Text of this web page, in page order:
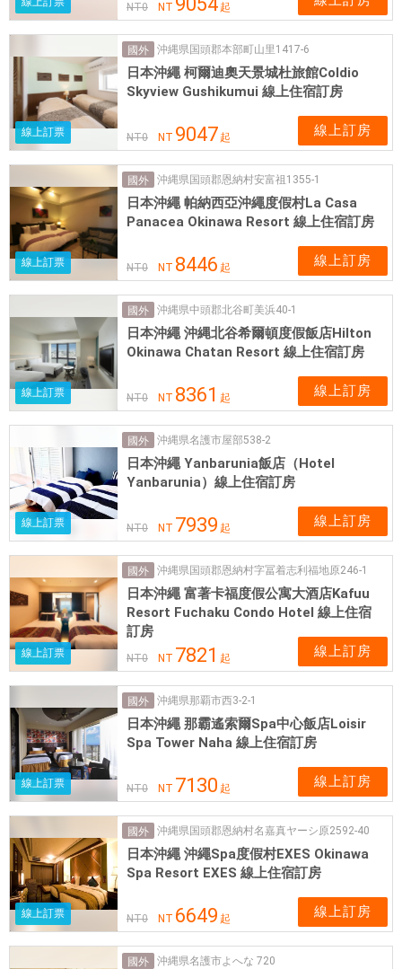
NT0 NT 起
線上訂票
國外 沖縄県国頭郡本部町山里1417-6
日本沖繩 柯爾迪奧天景城杜旅館Coldio
Skyview Gushikumui 線上住宿訂房
NT0 NT 9047 起 線上訂房
線上訂票
國外 沖縄県国頭郡恩納村安富祖1355-1
日本沖繩 帕納西亞沖繩度假村La Casa
Panacea Okinawa Resort 線上住宿訂房
NT0 NT 8446 起 線上訂房
線上訂票
國外 沖縄県中頭郡北谷町美浜40-1
日本沖繩 沖縄北谷希爾頓度假飯店Hilton
Okinawa Chatan Resort 線上住宿訂房
NT0 NT 8361 起 線上訂房
線上訂票
國外 沖縄県名護市屋部538-2
日本沖繩 Yanbarunia飯店（Hotel
Yanbarunia）線上住宿訂房
NT0 NT 7939 起 線上訂房
線上訂票
國外 沖縄県国頭郡恩納村字冨着志利福地原246-1
日本沖繩 富著卡福度假公寓大酒店Kafuu
Resort Fuchaku Condo Hotel 線上住宿
訂房
NT0 NT 7821 起 線上訂房
線上訂票
國外 沖縄県那覇市西3-2-1
日本沖繩 那霸遙索爾Spa中心飯店Loisir
Spa Tower Naha 線上住宿訂房
NT0 NT 7130 起 線上訂房
線上訂票
國外 沖縄県国頭郡恩納村名嘉真ヤーシ原2592-40
日本沖繩 沖繩Spa度假村EXES Okinawa
Spa Resort EXES 線上住宿訂房
NT0 NT 6649 起 線上訂房
國外 沖縄県名護市よへな 720